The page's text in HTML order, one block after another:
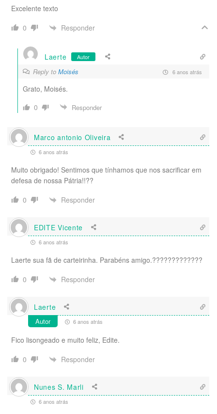
Excelente texto
0
Responder
Laerte Autor
Reply to Moisés 6 anos atrás
Grato, Moisés.
0
Responder
Marco antonio Oliveira
6 anos atrás
Muito obrigado! Sentimos que tínhamos que nos sacrificar em
defesa de nossa Pátria!!??
0
Responder
EDITE Vicente
6 anos atrás
Laerte sua fã de carteirinha. Parabéns amigo.?????????????
0
Responder
Laerte
Autor 6 anos atrás
Fico lisongeado e muito feliz, Edite.
0
Responder
Nunes S. Marli
6 anos atrás